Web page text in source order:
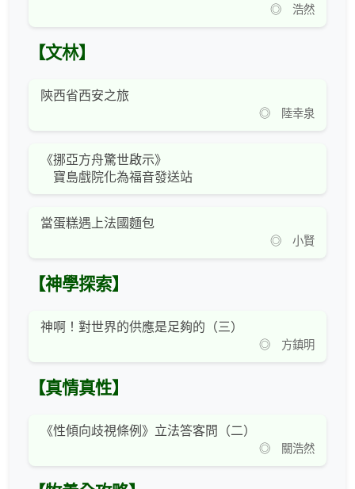
◎ 浩然
【文林】
陝西省西安之旅
◎ 陸幸泉
《挪亞方舟驚世啟示》
寶島戲院化為福音發送站
當蛋糕遇上法國麵包
◎ 小賢
【神學探索】
神啊！對世界的供應是足夠的（三）
◎ 方鎮明
【真情真性】
《性傾向歧視條例》立法答客問（二）
◎ 關浩然